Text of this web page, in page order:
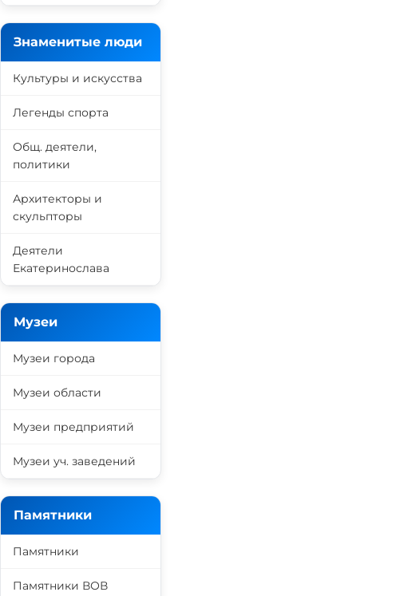
Знаменитые люди
Культуры и искусства
Легенды спорта
Общ. деятели,
политики
Архитекторы и
скульпторы
Деятели
Екатеринослава
Музеи
Музеи города
Музеи области
Музеи предприятий
Музеи уч. заведений
Памятники
Памятники
Памятники ВОВ